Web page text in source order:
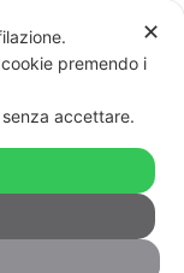
una volta:
di Sarahah
✕
premendo i
accettare.